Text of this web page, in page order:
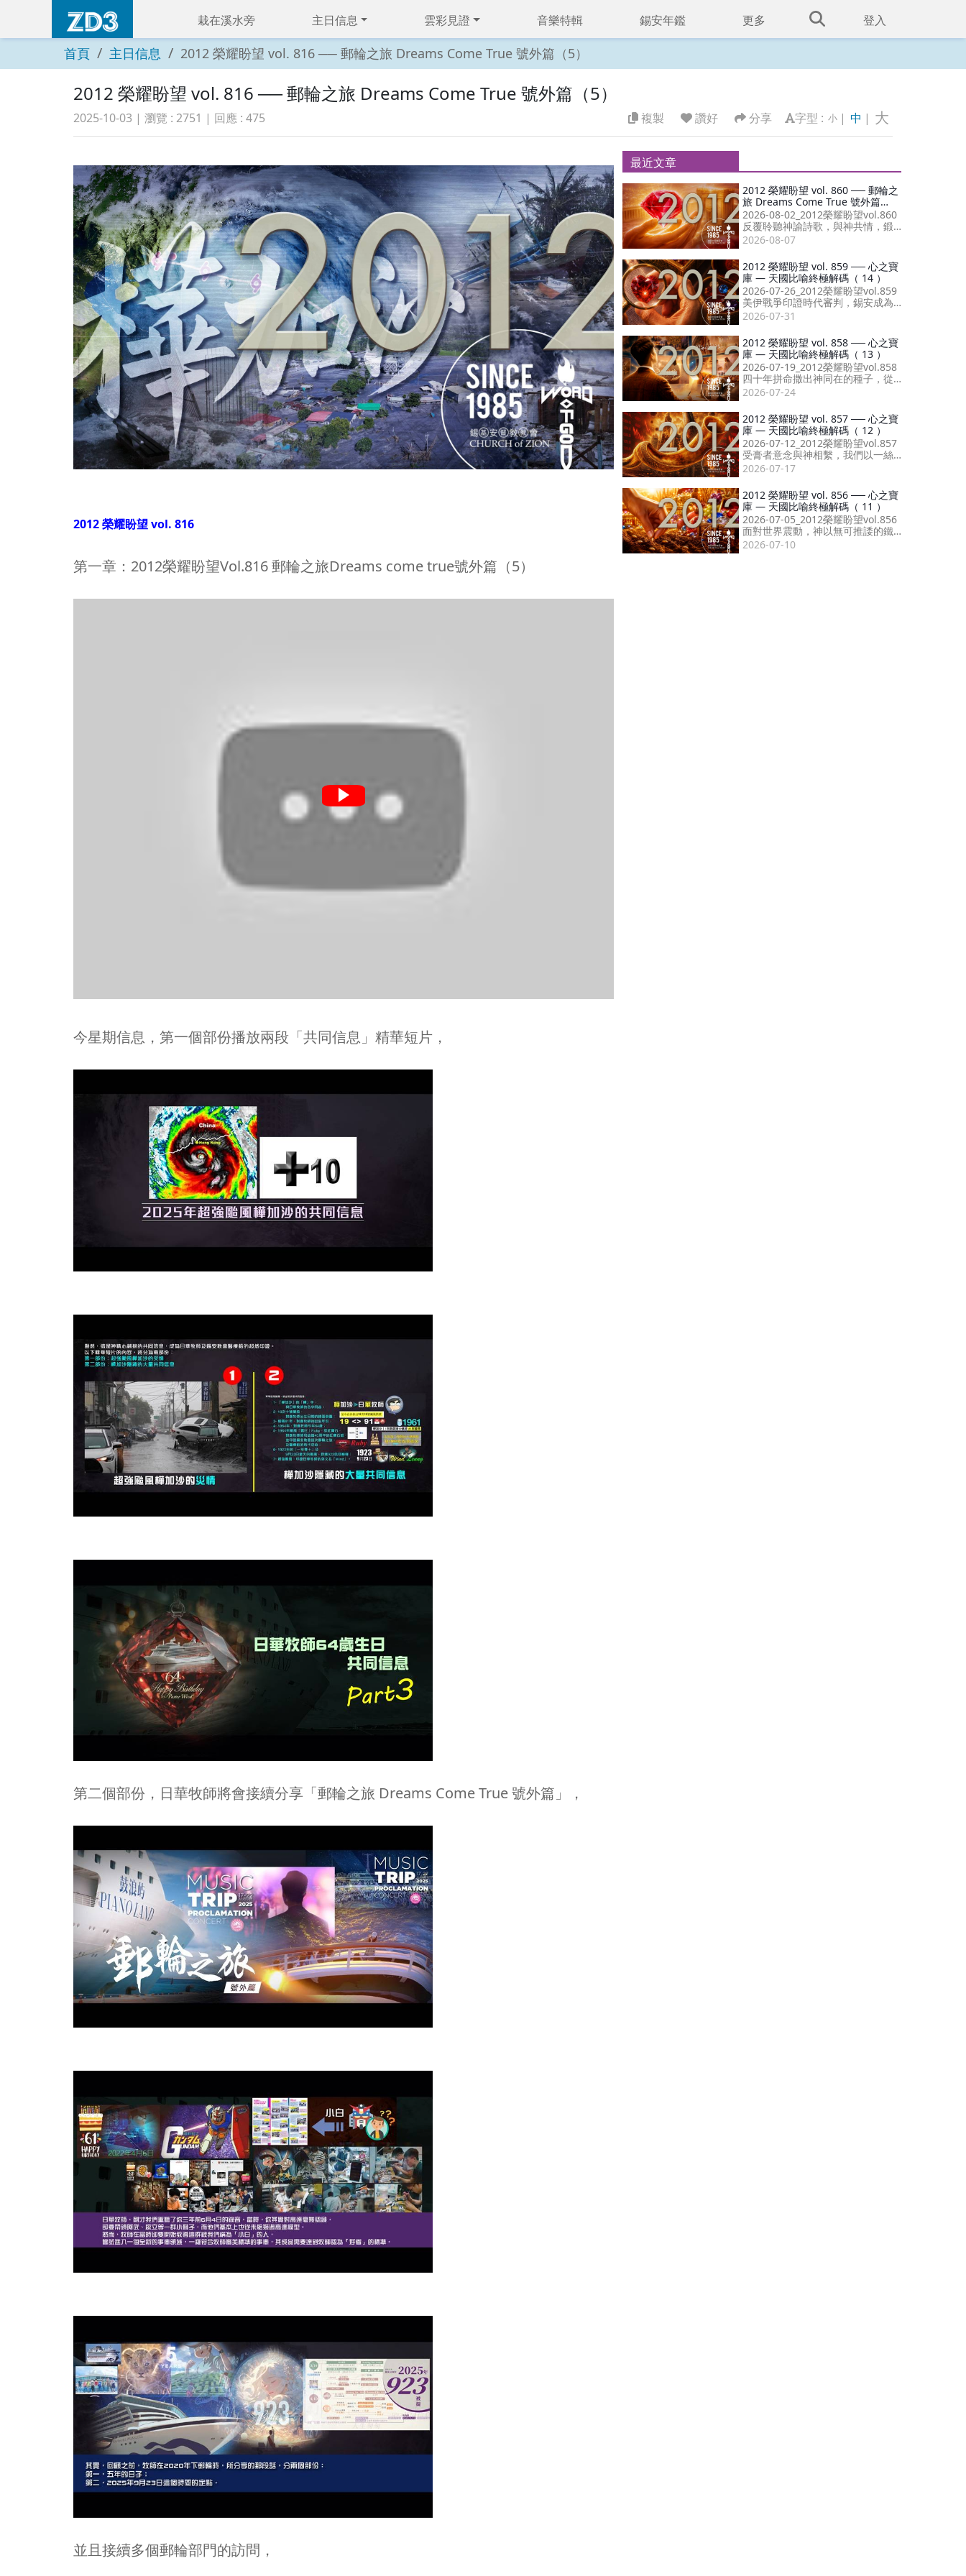
栽在溪水旁 主日信息 雲彩見證 音樂特輯 錫安年鑑 更多 登入
首頁 主日信息 2012 榮耀盼望 vol. 816 ── 郵輪之旅 Dreams Come True 號外篇（5）
2012 榮耀盼望 vol. 816 ── 郵輪之旅 Dreams Come True 號外篇（5）
2025-10-03 | 瀏覽 : 2751 | 回應 : 475 複製 讚好 分享 字型 : 小 | 中 | 大
2012 榮耀盼望 vol. 816
第一章：2012榮耀盼望Vol.816 郵輪之旅Dreams come true號外篇（5）
今星期信息，第一個部份播放兩段「共同信息」精華短片， ​​​​​​​​​‍‍
第二個部份，日華牧師將會接續分享「郵輪之旅 Dreams Come True 號外篇」，
並且接續多個郵輪部門的訪問，
最近文章
2012 榮耀盼望 vol. 860 ── 郵輪之
旅 Dreams Come True 號外篇
（21）
2026-08-02_2012榮耀盼望vol.860
反覆聆聽神諭詩歌，與神共情，鍛
造出質量為先的信仰生命，與受膏
2026-08-07
2012 榮耀盼望 vol. 859 ── 心之寶
庫 — 天國比喻終極解碼（ 14 ）
2026-07-26_2012榮耀盼望vol.859
美伊戰爭印證時代審判，錫安成為
災難唯一福音；敬拜讚美傳遞神同
2026-07-31
2012 榮耀盼望 vol. 858 ── 心之寶
庫 — 天國比喻終極解碼（ 13 ）
2026-07-19_2012榮耀盼望vol.858
四十年拼命撒出神同在的種子，從
開口讚美到屬靈收割，成就婚約最
2026-07-24
2012 榮耀盼望 vol. 857 ── 心之寶
庫 — 天國比喻終極解碼（ 12 ）
2026-07-12_2012榮耀盼望vol.857
受膏者意念與神相繫，我們以一絲
信心起步，尊重受膏者，便能由性
2026-07-17
2012 榮耀盼望 vol. 856 ── 心之寶
庫 — 天國比喻終極解碼（ 11 ）
2026-07-05_2012榮耀盼望vol.856
面對世界震動，神以無可推諉的鐵
證，確立錫安就是末後醫治萬國的
2026-07-10